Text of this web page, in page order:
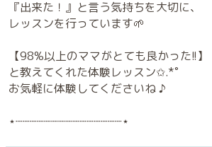
『出来た！』と言う気持ちを大切に、
レッスンを行っています🌱
【98%以上のママがとても良かった!!】
と教えてくれた体験レッスン✩.*˚
お気軽に体験してくださいね ♪
⋆┈┈┈┈┈┈┈┈┈┈┈┈┈┈┈⋆